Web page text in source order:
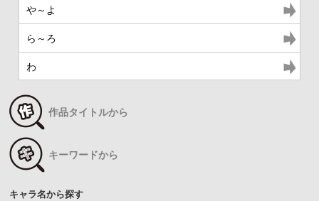
や～よ
ら～ろ
わ
作品タイトルから
キーワードから
キャラ名から探す